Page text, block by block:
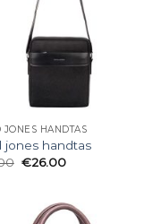
JONES HANDTAS
jones handtas
€26.00